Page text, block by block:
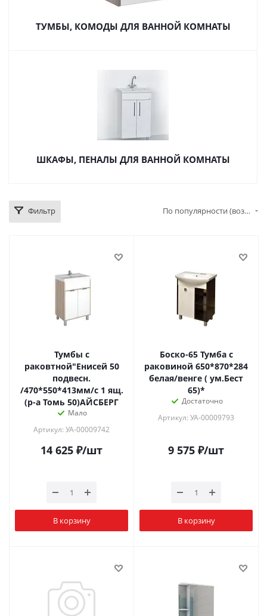
ТУМБЫ, КОМОДЫ ДЛЯ ВАННОЙ КОМНАТЫ
ШКАФЫ, ПЕНАЛЫ ДЛЯ ВАННОЙ КОМНАТЫ
Фильтр По популярности (возрастание)
Тумбы с
раковтной"Енисей 50
подвесн.
/470*550*413мм/с 1 ящ.
(р-а Томь 50)АЙСБЕРГ
Мало
Артикул: УА-00009742
14 625 ₽/шт
В корзину
Боско-65 Тумба с
раковиной 650*870*284
белая/венге ( ум.Бест
65)*
Достаточно
Артикул: УА-00009793
9 575 ₽/шт
В корзину